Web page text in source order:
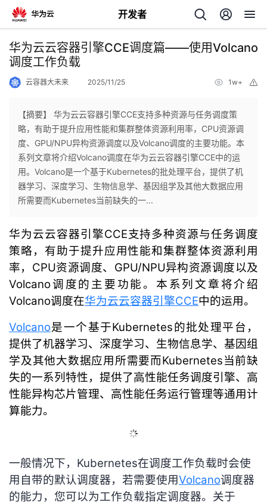
开发者
返
回
个
人
主
页
我
的
开
发
者
的
博
客
我
的
论
我
的
子
我
直
播
的
活
我
的
我
的
开
发
学
堂
我
课
程
的
认
我
的
我
我
的
Programs
我
的
持
我
的
术
支
我
云
声
华为云云容器引擎CCE调度篇——使用Volcano
调度工作负载
云容器大未来 2025/11/25 1w+
【摘要】 华为云云容器引擎CCE支持多种资源与任务调度策
略，有助于提升应用性能和集群整体资源利用率，CPU资源调
度、GPU/NPU异构资源调度以及Volcano调度的主要功能。本
系列文章将介绍Volcano调度在华为云云容器引擎CCE中的运
用。Volcano是一个基于Kubernetes的批处理平台，提供了机
器学习、深度学习、生物信息学、基因组学及其他大数据应用
所需要而Kubernetes当前缺失的一...
华为云云容器引擎CCE支持多种资源与任务调度
策略，有助于提升应用性能和集群整体资源利用
率，CPU资源调度、GPU/NPU异构资源调度以及
Volcano调度的主要功能。本系列文章将介绍
Volcano调度在华为云云容器引擎CCE中的运用。
Volcano是一个基于Kubernetes的批处理平台，
提供了机器学习、深度学习、生物信息学、基因组
学及其他大数据应用所需要而Kubernetes当前缺
失的一系列特性，提供了高性能任务调度引擎、高
性能异构芯片管理、高性能任务运行管理等通用计
算能力。
一般情况下，Kubernetes在调度工作负载时会使
用自带的默认调度器，若需要使用Volcano调度器
的能力，您可以为工作负载指定调度器。关于